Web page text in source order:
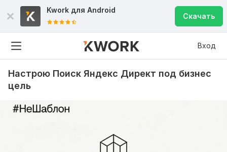
Kwork для Android
Скачать
Вход
Настрою Поиск Яндекс Директ под бизнес
цель